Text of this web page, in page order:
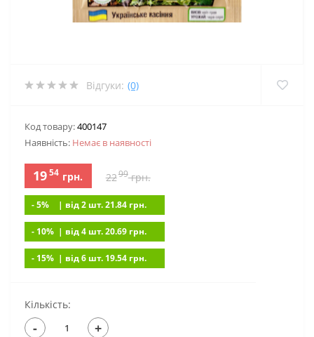
Відгуки: (0)
Код товару:400147
Наявність: Немає в наявностi
1954 грн. 2299грн.
- 5% | вiд 2 шт. 21.84 грн.
- 10% | вiд 4 шт. 20.69 грн.
- 15% | вiд 6 шт. 19.54 грн.
Кількість:
- +